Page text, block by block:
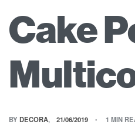
Cake
BY DECORA 21/06/2019 1 MIN